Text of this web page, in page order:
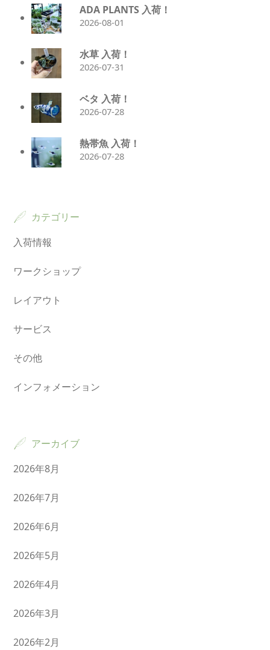
ADA PLANTS 入荷！
2026-08-01
水草 入荷！
2026-07-31
ベタ 入荷！
2026-07-28
熱帯魚 入荷！
2026-07-28
カテゴリー
入荷情報
ワークショップ
レイアウト
サービス
その他
インフォメーション
アーカイブ
2026年8月
2026年7月
2026年6月
2026年5月
2026年4月
2026年3月
2026年2月